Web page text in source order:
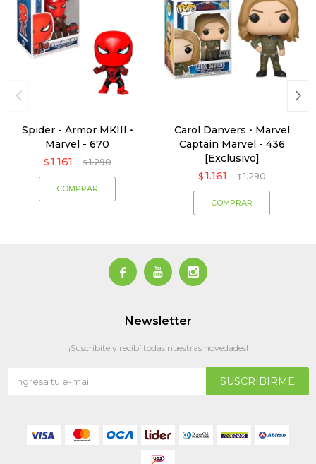
Spider - Armor MKIII •
Marvel - 670
$ 1.161 $ 1.290
Carol Danvers • Marvel
Captain Marvel - 436
[Exclusivo]
$ 1.161 $ 1.290
  
Newsletter
¡Suscribite y recibí todas nuestras novedades!
SUSCRIBIRME